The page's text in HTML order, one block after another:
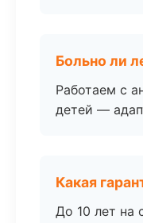
Больно ли
Работаем с
детей —
Какая
До 10 лет на